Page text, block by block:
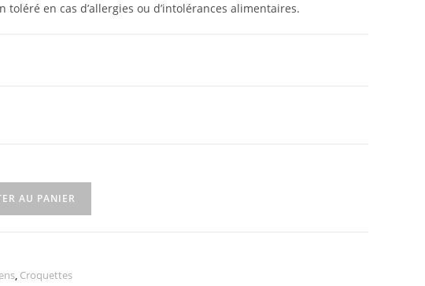
en cas d’allergies ou d’intolérances alimentaires.
AU PANIER
, Croquettes